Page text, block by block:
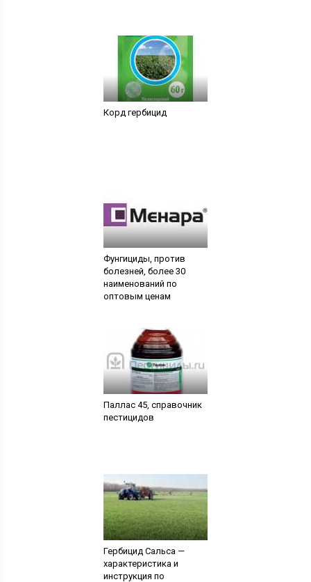
Корд гербицид
Фунгициды, против
болезней, более 30
наименований по
оптовым ценам
Паллас 45, справочник
пестицидов
Гербицид Сальса —
характеристика и
инструкция по